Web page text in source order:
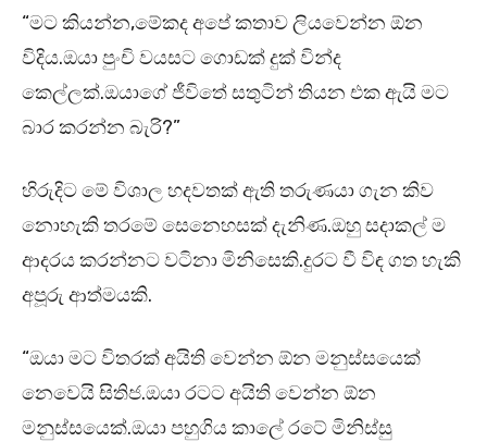
“මට කියන්න,මේකද අපේ කතාව ලියවෙන්න ඕන
විදිය.ඔයා පුංචි වයසට ගොඩක් දුක් වින්ද
කෙල්ලක්.ඔයාගේ ජීවිතේ සතුටින් තියන එක ඇයි මට
බාර කරන්න බැරි?”
හිරුදිට මේ විශාල හදවතක් ඇති තරුණයා ගැන කිව
නොහැකි තරමේ සෙනෙහසක් දැනිණ.ඔහු සදාකල් ම
ආදරය කරන්නට වටිනා මිනිසෙකි.දුරට වී විඳ ගත හැකි
අපූරු ආත්මයකි.
“ඔයා මට විතරක් අයිති වෙන්න ඕන මනුස්සයෙක්
නෙවෙයි සිතිජ.ඔයා රටට අයිති වෙන්න ඕන
මනුස්සයෙක්.ඔයා පහුගිය කාලේ රටේ මිනිස්සු